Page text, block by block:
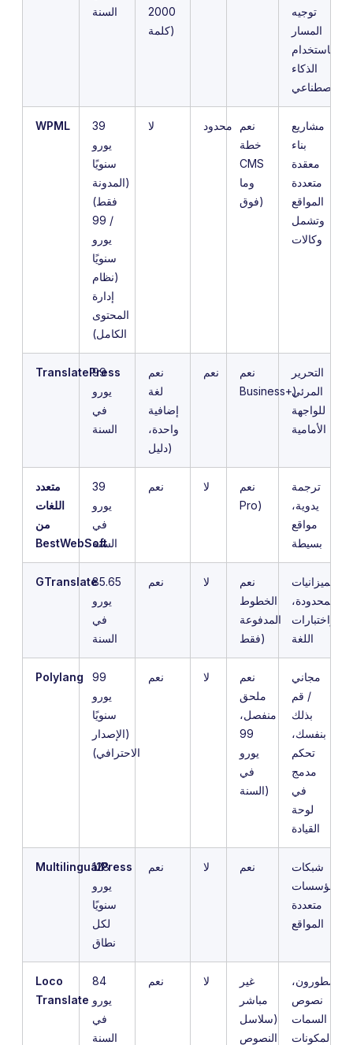
السنة
2000
كلمة)
توجيه
المسار
باستخدام
الذكاء
الاصطناعي
WPML
39
يورو
سنويًا
(المدونة
فقط)
/ 99
يورو
سنويًا
(نظام
إدارة
المحتوى
الكامل)
لا محدود
نعم
خطة
CMS
وما
فوق)
مشاريع
بناء
معقدة
متعددة
المواقع
وتشمل
وكالات
TranslatePress
99
يورو
في
السنة
نعم
لغة
إضافية
واحدة،
دليل)
نعم
نعم
Business+)
التحرير
المرئي
للواجهة
الأمامية
متعدد
اللغات
من
BestWebSoft
39
يورو
في
السنة
نعم لا
نعم
Pro)
ترجمة
يدوية،
مواقع
بسيطة
GTranslate85.65
يورو
في
السنة
نعم لا
نعم
الخطوط
المدفوعة
فقط)
الميزانيات
المحدودة،
واختبارات
اللغة
Polylang
99
يورو
سنويًا
(الإصدار
الاحترافي)
نعم لا
نعم
ملحق
منفصل،
99
يورو
في
السنة)
مجاني
/ قم
بذلك
بنفسك،
تحكم
مدمج
في
لوحة
القيادة
MultilingualPress
128
يورو
سنويًا
لكل
نطاق
نعم لا نعم
شبكات
المؤسسات
متعددة
المواقع
Loco
Translate
84
يورو
في
السنة
نعم لا
غير
مباشر
(سلاسل
النصوص
المطورون،
نصوص
السمات
والمكونات